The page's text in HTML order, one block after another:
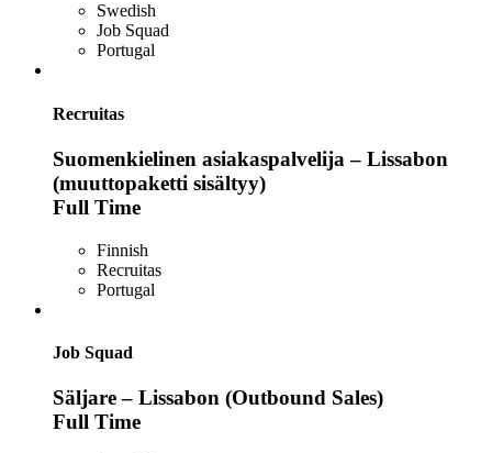
Swedish
Job Squad
Portugal
Recruitas
Suomenkielinen asiakaspalvelija – Lissabon
(muuttopaketti sisältyy)
Full Time
Finnish
Recruitas
Portugal
Job Squad
Säljare – Lissabon (Outbound Sales)
Full Time